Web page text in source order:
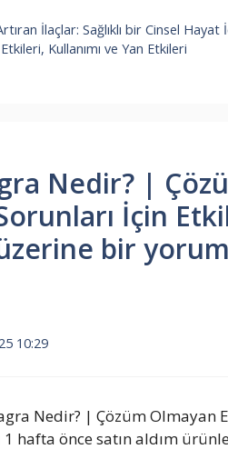
İlaçlar: Sağlıklı bir Cinsel
Kullanımı ve Yan Etkileri
Nedir? |
İçin
bir yorum
10:29
Nedir? | Çözüm Olmayan
1 hafta önce satın aldım